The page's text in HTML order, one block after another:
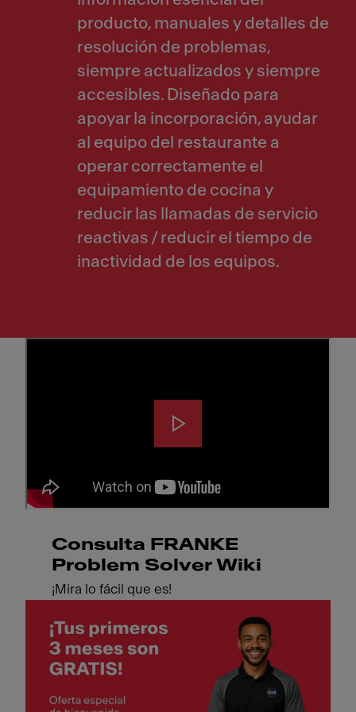
producto, manuales y detalles de
resolución de problemas,
siempre actualizados y siempre
accesibles. Diseñado para
apoyar la incorporación, ayudar
al equipo del restaurante a
operar correctamente el
equipamiento de cocina y
reducir las llamadas de servicio
reactivas / reducir el tiempo de
inactividad de los equipos.
Consulta FRANKE
Problem Solver Wiki
¡Mira lo fácil que es!